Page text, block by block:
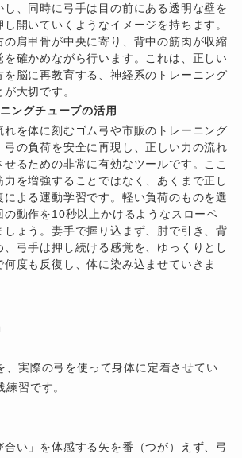
し、同時に弓手は目の前にある透明な壁を
し開いていくようなイメージを持ちます。
の肩甲骨が中央に寄り、背中の筋肉が収縮
を確かめながら行います。これは、正しい
を脳に再教育する、神経系のトレーニング
大切です。
ングチューブの活用
れを体に刻むゴム弓や市販のトレーニング
弓の負荷を安全に再現し、正しい力の流れ
せるための非常に有効なツールです。ここ
力を増強することではなく、あくまで正し
による運動学習です。軽い負荷のものを選
の動作を10秒以上かけるようなスローペ
しょう。妻手で握り込まず、肘で引き、背
、弓手は押し続ける感覚を、ゆっくりとし
何度も反復し、体に染み込ませていきま
、実際の弓を使って身体に定着させてい
練習です。
合い」を体感する矢を番（つが）えず、弓